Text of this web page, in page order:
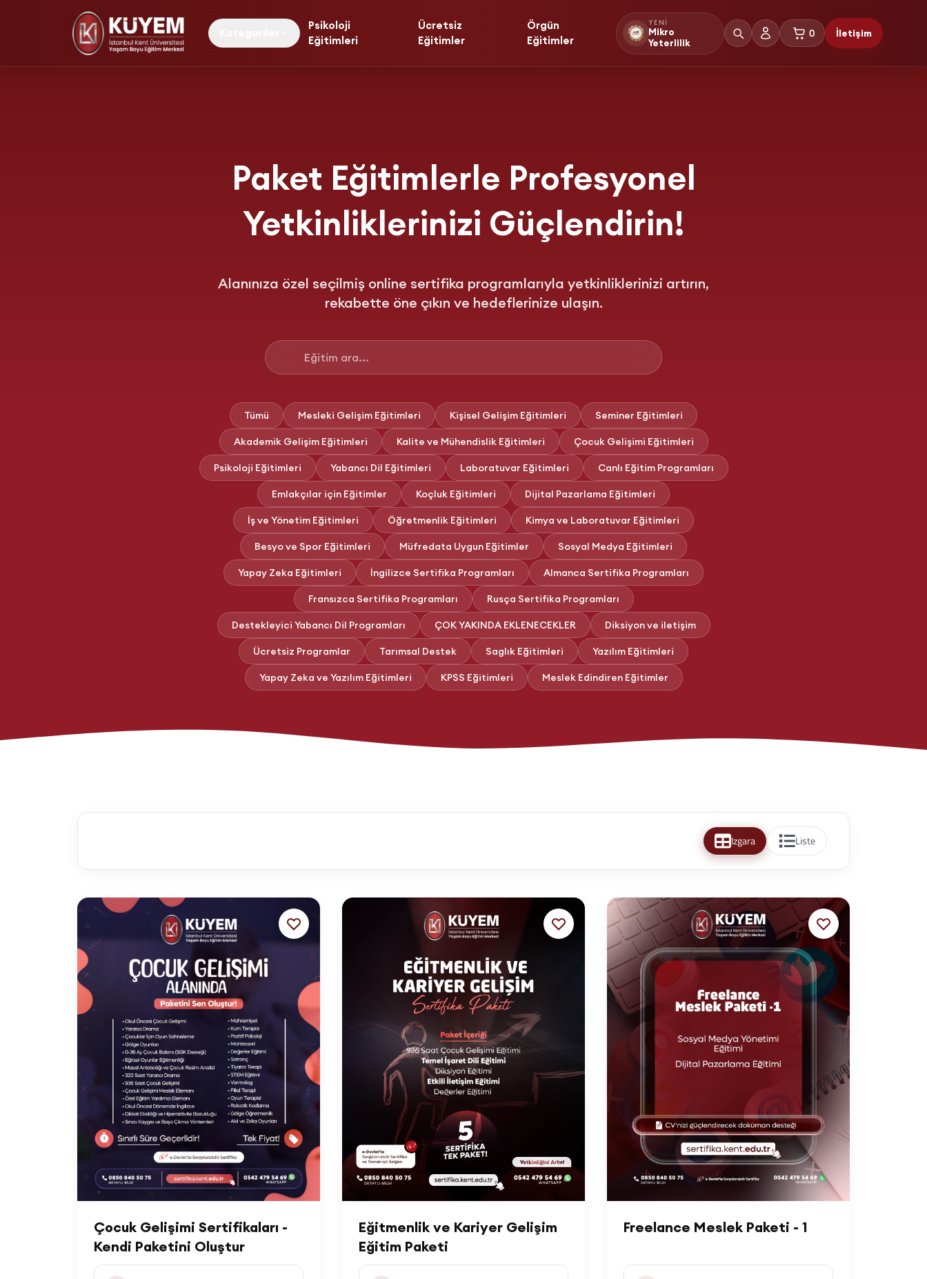
Psikoloji
Eğitimleri
Ücretsiz
Eğitimler
Örgün
Eğitimler
YENI
Mikro
Yeterlilik
0
sepetteki ürünler
İletişim
Paket Eğitimlerle Profesyonel
Yetkinliklerinizi Güçlendirin!
Alanınıza özel seçilmiş online sertifika programlarıyla yetkinliklerinizi artırın,
rekabette öne çıkın ve hedeflerinize ulaşın.
Tümü Mesleki Gelişim Eğitimleri Kişisel Gelişim Eğitimleri Seminer Eğitimleri
Akademik Gelişim Eğitimleri Kalite ve Mühendislik Eğitimleri Çocuk Gelişimi Eğitimleri
Psikoloji Eğitimleri Yabancı Dil Eğitimleri Laboratuvar Eğitimleri Canlı Eğitim Programları
Emlakçılar için Eğitimler Koçluk Eğitimleri Dijital Pazarlama Eğitimleri
İş ve Yönetim Eğitimleri Öğretmenlik Eğitimleri Kimya ve Laboratuvar Eğitimleri
Besyo ve Spor Eğitimleri Müfredata Uygun Eğitimler Sosyal Medya Eğitimleri
Yapay Zeka Eğitimleri İngilizce Sertifika Programları Almanca Sertifika Programları
Fransızca Sertifika Programları Rusça Sertifika Programları
Destekleyici Yabancı Dil Programları ÇOK YAKINDA EKLENECEKLER Diksiyon ve iletişim
Ücretsiz Programlar Tarımsal Destek Saglık Eğitimleri Yazılım Eğitimleri
Yapay Zeka ve Yazılım Eğitimleri KPSS Eğitimleri Meslek Edindiren Eğitimler
Izgara Liste
Çocuk Gelişimi Sertifikaları -
Kendi Paketini Oluştur
Eğitmenlik ve Kariyer Gelişim
Eğitim Paketi
Freelance Meslek Paketi - 1